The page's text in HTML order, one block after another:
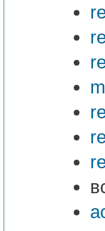
для объекта
сливов топлива
расхода топлива
вождения